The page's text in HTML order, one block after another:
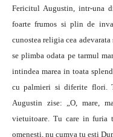
Fericitul Augustin, intr-una
foarte frumos si plin de
cunostea religia cea
se plimba odata pe tarmul
intindea marea in toata
cu palmieri si diferite flori.
Augustin zise: „O, mare,
vietuitoare. Tu care in furia
omenesti, nu cumva tu esti